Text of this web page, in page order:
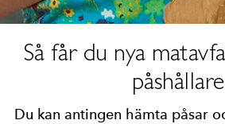
Så får du nya
påshållare
Du kan antingen hämta påsar